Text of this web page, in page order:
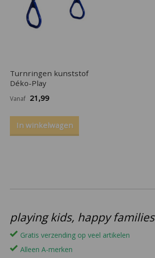
Turnringen kunststof
Déko-Play
Vanaf 21,99
In winkelwagen
playing kids, happy families
Gratis verzending op veel artikelen
Alleen A-merken